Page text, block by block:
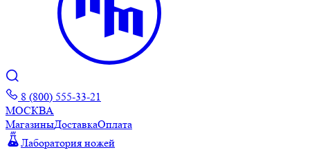
8 (800) 555-33-21
МОСКВА
МагазиныДоставкаОплата
Лаборатория ножей